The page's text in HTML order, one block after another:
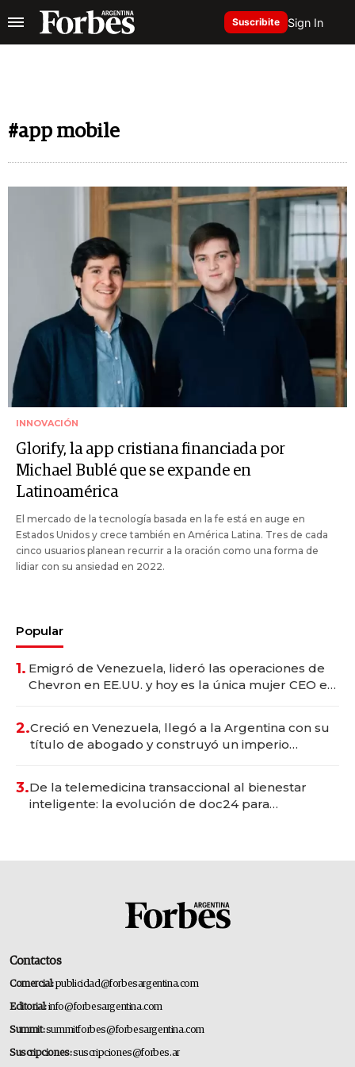
Suscribite Sign In
#app mobile
INNOVACIÓN
Glorify, la app cristiana financiada por
Michael Bublé que se expande en
Latinoamérica
El mercado de la tecnología basada en la fe está en auge en
Estados Unidos y crece también en América Latina. Tres de cada
cinco usuarios planean recurrir a la oración como una forma de
lidiar con su ansiedad en 2022.
Popular
1. Emigró de Venezuela, lideró las operaciones de
Chevron en EE.UU. y hoy es la única mujer CEO en
2.Creció en Venezuela, llegó a la Argentina con su
título de abogado y construyó un imperio
3.De la telemedicina transaccional al bienestar
inteligente: la evolución de doc24 para
Contactos
Comercial:publicidad@forbesargentina.com
Editorial:info@forbesargentina.com
Summit:summitforbes@forbesargentina.com
Suscripciones:suscripciones@forbes.ar